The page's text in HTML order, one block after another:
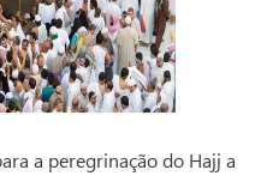
a peregrinação do Hajj a